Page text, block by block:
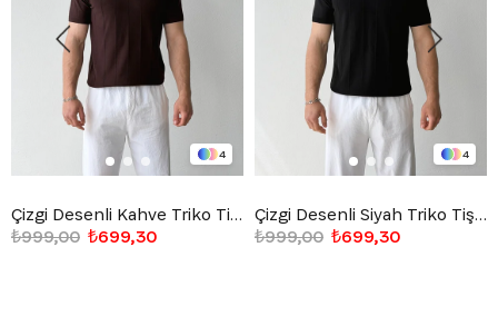
4
Çizgi Desenli Kahve Triko Tişört
₺699,30
₺999,00
4
Çizgi Desenli Siyah Triko Tişört
₺699,30
₺999,00